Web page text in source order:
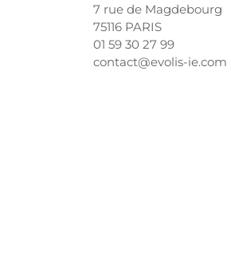
7 rue de Magdebourg
75116 PARIS
01 59 30 27 99
contact@evolis-ie.com